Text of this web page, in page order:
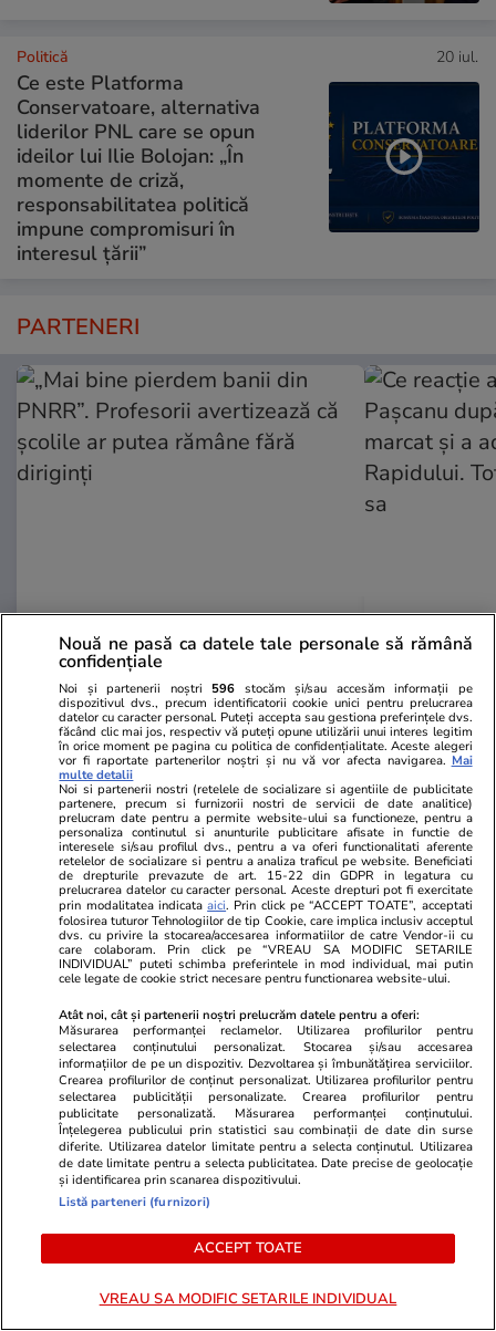
Politică 20 iul.
Ce este Platforma
Conservatoare, alternativa
liderilor PNL care se opun
ideilor lui Ilie Bolojan: „În
momente de criză,
responsabilitatea politică
impune compromisuri în
interesul țării”
PARTENERI
Adevarul.ro
„Mai bine pierdem banii din
PNRR”. Profesorii avertizează că
școlile ar putea rămâne fără
diriginți
Fanatik.ro
Ce reacție
marcat și a
Rapidului.
sa
PARTENERI
Elle.ro
Corina Caragea, reacție tranșantă
despre comentariile negative.
Prezentatoarea a dezvăluit că a
fost jignită și amenințată: „Un
lucru cred că e important de spus
clar...”
Unica.ro
Mirabela
de Apel
Nouă ne pasă ca datele tale personale să rămână
confidențiale
Noi și partenerii noștri 596 stocăm și/sau accesăm informații pe
dispozitivul dvs., precum identificatorii cookie unici pentru prelucrarea
datelor cu caracter personal. Puteți accepta sau gestiona preferințele dvs.
făcând clic mai jos, respectiv vă puteți opune utilizării unui interes legitim
în orice moment pe pagina cu politica de confidențialitate. Aceste alegeri
vor fi raportate partenerilor noștri și nu vă vor afecta navigarea. Mai
multe detalii
Noi si partenerii nostri (retelele de socializare si agentiile de publicitate
partenere, precum si furnizorii nostri de servicii de date analitice)
prelucram date pentru a permite website-ului sa functioneze, pentru a
personaliza continutul si anunturile publicitare afisate in functie de
interesele si/sau profilul dvs., pentru a va oferi functionalitati aferente
retelelor de socializare si pentru a analiza traficul pe website. Beneficiati
de drepturile prevazute de art. 15-22 din GDPR in legatura cu
prelucrarea datelor cu caracter personal. Aceste drepturi pot fi exercitate
prin modalitatea indicataaici. Prin click pe “ACCEPT TOATE”, acceptati
folosirea tuturor Tehnologiilor de tip Cookie, care implica inclusiv acceptul
dvs. cu privire la stocarea/accesarea informatiilor de catre Vendor-ii cu
care colaboram. Prin click pe “VREAU SA MODIFIC SETARILE
INDIVIDUAL” puteti schimba preferintele in mod individual, mai putin
cele legate de cookie strict necesare pentru functionarea website-ului.
Atât noi, cât și partenerii noștri prelucrăm datele pentru a oferi:
Măsurarea performanței reclamelor. Utilizarea profilurilor pentru
selectarea conținutului personalizat. Stocarea și/sau accesarea
informațiilor de pe un dispozitiv. Dezvoltarea și îmbunătățirea serviciilor.
Crearea profilurilor de conținut personalizat. Utilizarea profilurilor pentru
selectarea publicității personalizate. Crearea profilurilor pentru
publicitate personalizată. Măsurarea performanței conținutului.
Înțelegerea publicului prin statistici sau combinații de date din surse
diferite. Utilizarea datelor limitate pentru a selecta conținutul. Utilizarea
de date limitate pentru a selecta publicitatea. Date precise de geolocație
și identificarea prin scanarea dispozitivului.
Listă parteneri (furnizori)
ACCEPT TOATE
VREAU SA MODIFIC SETARILE INDIVIDUAL